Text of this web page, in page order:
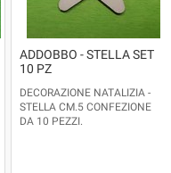
ADDOBBO - STELLA SET
10 PZ
DECORAZIONE NATALIZIA -
STELLA CM.5 CONFEZIONE
DA 10 PEZZI.